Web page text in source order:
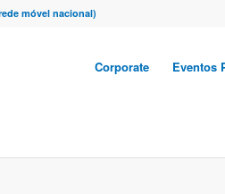
móvel nacional)
Corporate Eventos